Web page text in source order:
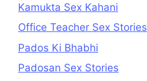
Kamukta Sex Kahani
Office Teacher Sex Stories
Pados Ki Bhabhi
Padosan Sex Stories